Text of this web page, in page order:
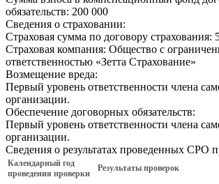
обязательств: 200 000
Сведения о страховании:
Страховая сумма по договору страхования:
Страховая компания: Общество с
ответственностью «Зетта Страхование»
Возмещение вреда:
Первый уровень ответственности члена
организации.
Обеспечение договорных обязательств:
Первый уровень ответственности члена
организации.
Сведения о результатах проведенных СРО
Календарный год
проведения проверки
Результаты проверок